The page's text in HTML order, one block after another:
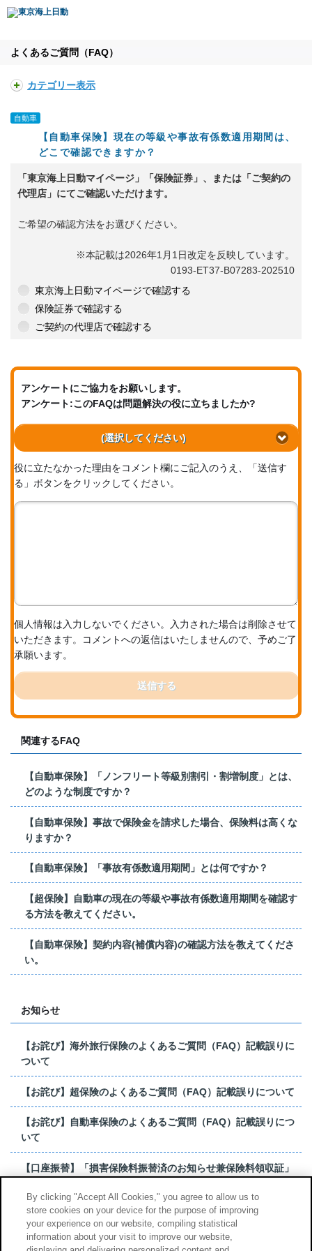
よくあるご質問（FAQ）
カテゴリー表示
自動車
【自動車保険】現在の等級や事故有係数適用期間は、
どこで確認できますか？
「東京海上日動マイページ」「保険証券」、または「ご契約の
代理店」にてご確認いただけます。
ご希望の確認方法をお選びください。
※本記載は2026年1月1日改定を反映しています。
0193-ET37-B07283-202510
東京海上日動マイページで確認する
保険証券で確認する
ご契約の代理店で確認する
アンケートにご協力をお願いします。
アンケート:このFAQは問題解決の役に立ちましたか?
(選択してください)
役に立たなかった理由をコメント欄にご記入のうえ、「送信す
る」ボタンをクリックしてください。
個人情報は入力しないでください。入力された場合は削除させて
いただきます。コメントへの返信はいたしませんので、予めご了
承願います。
送信する
関連するFAQ
【自動車保険】「ノンフリート等級別割引・割増制度」とは、
どのような制度ですか？
【自動車保険】事故で保険金を請求した場合、保険料は高くな
りますか？
【自動車保険】「事故有係数適用期間」とは何ですか？
【超保険】自動車の現在の等級や事故有係数適用期間を確認す
る方法を教えてください。
【自動車保険】契約内容(補償内容)の確認方法を教えてくださ
い。
お知らせ
【お詫び】海外旅行保険のよくあるご質問（FAQ）記載誤りに
ついて
【お詫び】超保険のよくあるご質問（FAQ）記載誤りについて
【お詫び】自動車保険のよくあるご質問（FAQ）記載誤りにつ
いて
【口座振替】「損害保険料振替済のお知らせ兼保険料領収証」
【お詫び】超保険のよくあるご質問（FAQ）記載誤りについて
もっと見る
By clicking "Accept All Cookies," you agree to allow us to
store cookies on your device for the purpose of improving
your experience on our website, compiling statistical
information about your visit to improve our website,